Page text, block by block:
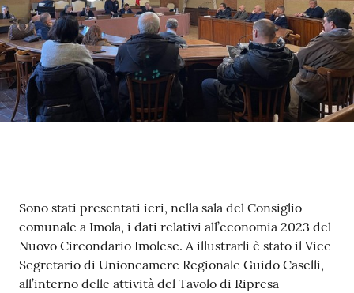
Contenuto
Sono stati presentati ieri, nella sala del Consiglio
comunale a Imola, i dati relativi all’economia 2023 del
Nuovo Circondario Imolese. A illustrarli è stato il Vice
Segretario di Unioncamere Regionale Guido Caselli,
all’interno delle attività del Tavolo di Ripresa